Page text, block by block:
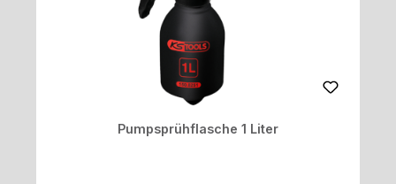
Pumpsprühflasche 1 Liter